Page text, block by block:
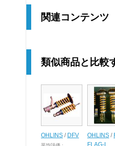
関連コンテンツ
類似商品と比較
OHLINS / DFV OHLINS /
FLAG-L